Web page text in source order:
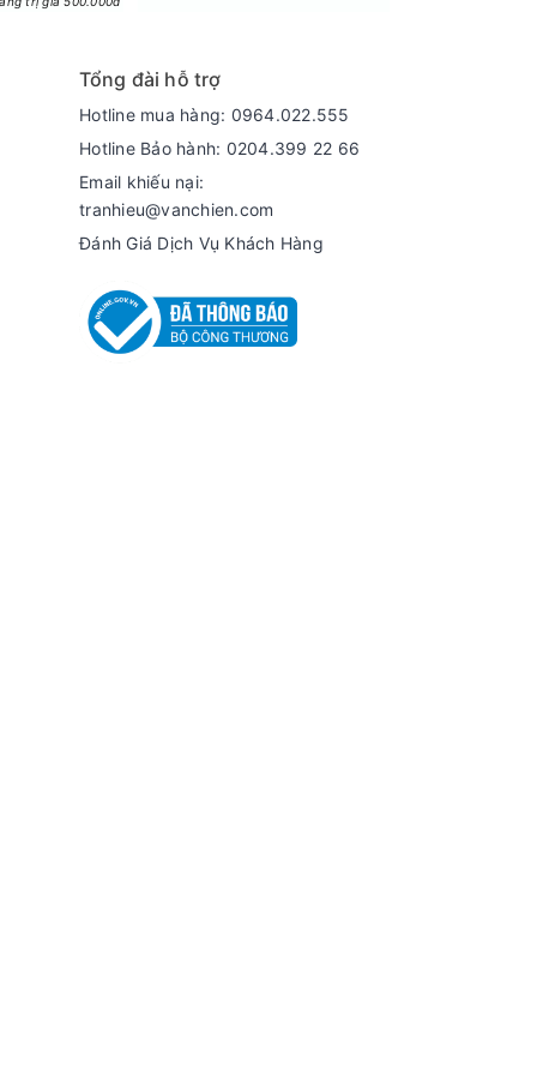
mốc, nhờ đó duy trì độ tươi ngon thực
Tổng đài hỗ trợ
Hotline mua hàng: 0964.022.555
Hotline Bảo hành: 0204.399 22 66
Email khiếu nại:
tranhieu@vanchien.com
Đánh Giá Dịch Vụ Khách Hàng